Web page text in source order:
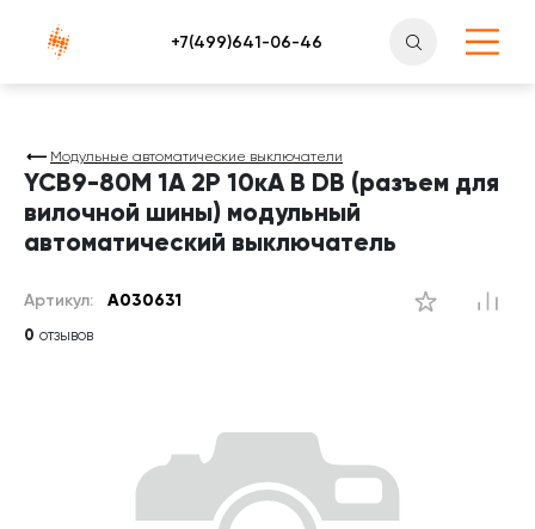
Атлантснаб
Модульные автоматические выключатели
YCB9-80M 1А 2P 10кА B DB (разъем для
вилочной шины) модульный
автоматический выключатель
Артикул: A030631